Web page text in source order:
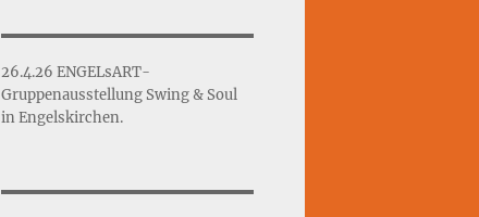
26.4.26 ENGELsART-
Gruppenausstellung Swing & Soul
in Engelskirchen.